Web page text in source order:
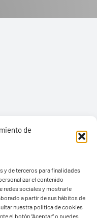
de
y de terceros para finalidades
el contenido
redes sociales y mostrarle
a partir de sus hábitos de
nuestra política de cookies
el botón “Aceptar” o puedes